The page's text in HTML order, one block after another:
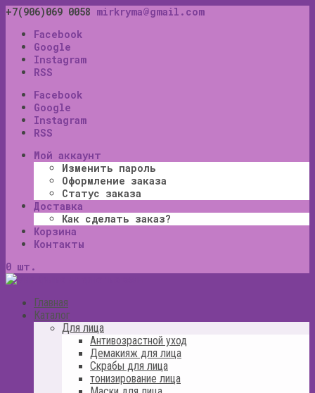
+7(906)069 0058 mirkryma@gmail.com
Facebook
Google
Instagram
RSS
Facebook
Google
Instagram
RSS
Мой аккаунт
Изменить пароль
Оформление заказа
Статус заказа
Доставка
Как сделать заказ?
Корзина
Контакты
0 шт.
Главная
Каталог
Для лица
Антивозрастной уход
Демакияж для лица
Скрабы для лица
тонизирование лица